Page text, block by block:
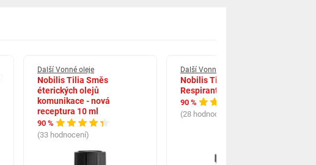
Další Vonné oleje
Nobilis Tilia Směs
éterických olejů
komunikace - nová
receptura 10 ml
90 %
(33 hodnocení)
Další Vonné oleje
Nobilis Tilia éterický olej
Respirant 10 ml
90 %
(28 hodnocení)